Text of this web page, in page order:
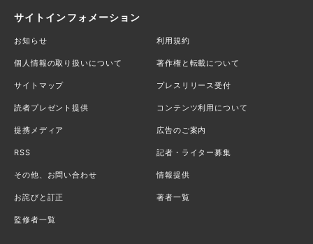
サイトインフォメーション
お知らせ 利用規約
個人情報の取り扱いについて 著作権と転載について
サイトマップ プレスリリース受付
読者プレゼント提供 コンテンツ利用について
提携メディア 広告のご案内
RSS 記者・ライター募集
その他、お問い合わせ 情報提供
お詫びと訂正 著者一覧
監修者一覧